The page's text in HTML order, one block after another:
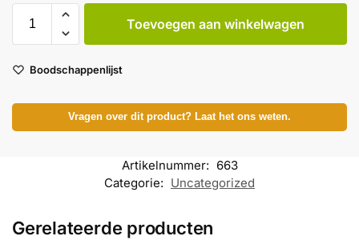
Toevoegen aan winkelwagen
Boodschappenlijst
Vragen over dit product? Laat het ons weten.
Artikelnummer: 663
Categorie: Uncategorized
Gerelateerde producten